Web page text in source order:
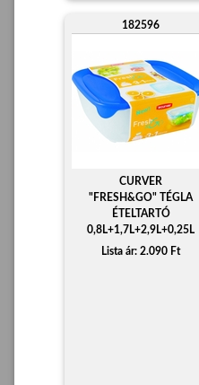
182596
CURVER
"FRESH&GO" TÉGLA
ÉTELTARTÓ
0,8L+1,7L+2,9L+0,25L
Lista ár: 2.090 Ft